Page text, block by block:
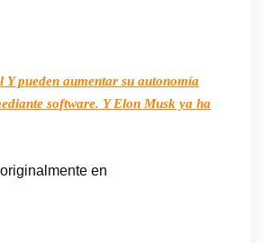
Y pueden aumentar su autonomía
software. Y Elon Musk ya ha
en